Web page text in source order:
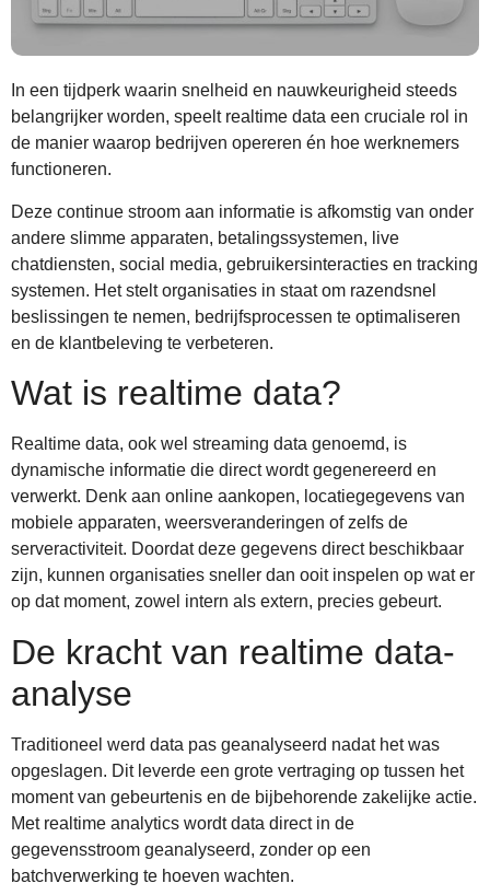
In een tijdperk waarin snelheid en nauwkeurigheid steeds
belangrijker worden, speelt realtime data een cruciale rol in
de manier waarop bedrijven opereren én hoe werknemers
functioneren.
Deze continue stroom aan informatie is afkomstig van onder
andere slimme apparaten, betalingssystemen, live
chatdiensten, social media, gebruikersinteracties en tracking
systemen. Het stelt organisaties in staat om razendsnel
beslissingen te nemen, bedrijfsprocessen te optimaliseren
en de klantbeleving te verbeteren.
Wat is realtime data?
Realtime data, ook wel streaming data genoemd, is
dynamische informatie die direct wordt gegenereerd en
verwerkt. Denk aan online aankopen, locatiegegevens van
mobiele apparaten, weersveranderingen of zelfs de
serveractiviteit. Doordat deze gegevens direct beschikbaar
zijn, kunnen organisaties sneller dan ooit inspelen op wat er
op dat moment, zowel intern als extern, precies gebeurt.
De kracht van realtime data-
analyse
Traditioneel werd data pas geanalyseerd nadat het was
opgeslagen. Dit leverde een grote vertraging op tussen het
moment van gebeurtenis en de bijbehorende zakelijke actie.
Met realtime analytics wordt data direct in de
gegevensstroom geanalyseerd, zonder op een
batchverwerking te hoeven wachten.